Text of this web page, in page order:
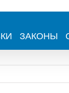
ЗАКОНЫ